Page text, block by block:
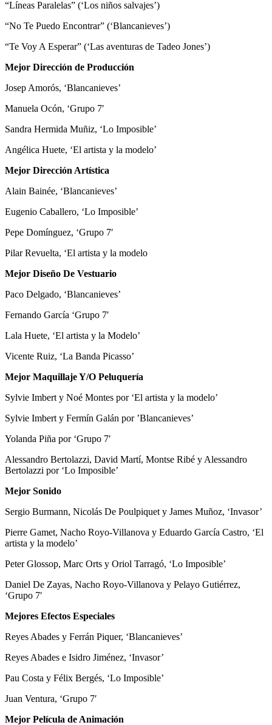
“Líneas Paralelas” (‘Los niños salvajes’)
“No Te Puedo Encontrar” (‘Blancanieves’)
“Te Voy A Esperar” (‘Las aventuras de Tadeo Jones’)
Mejor Dirección de Producción
Josep Amorós, ‘Blancanieves’
Manuela Ocón, ‘Grupo 7′
Sandra Hermida Muñiz, ‘Lo Imposible’
Angélica Huete, ‘El artista y la modelo’
Mejor Dirección Artística
Alain Bainée, ‘Blancanieves’
Eugenio Caballero, ‘Lo Imposible’
Pepe Domínguez, ‘Grupo 7′
Pilar Revuelta, ‘El artista y la modelo
Mejor Diseño De Vestuario
Paco Delgado, ‘Blancanieves’
Fernando García ‘Grupo 7′
Lala Huete, ‘El artista y la Modelo’
Vicente Ruiz, ‘La Banda Picasso’
Mejor Maquillaje Y/O Peluquería
Sylvie Imbert y Noé Montes por ‘El artista y la modelo’
Sylvie Imbert y Fermín Galán por ’Blancanieves’
Yolanda Piña por ‘Grupo 7′
Alessandro Bertolazzi, David Martí, Montse Ribé y Alessandro
Bertolazzi por ‘Lo Imposible’
Mejor Sonido
Sergio Burmann, Nicolás De Poulpiquet y James Muñoz, ‘Invasor’
Pierre Gamet, Nacho Royo-Villanova y Eduardo García Castro, ‘El
artista y la modelo’
Peter Glossop, Marc Orts y Oriol Tarragó, ‘Lo Imposible’
Daniel De Zayas, Nacho Royo-Villanova y Pelayo Gutiérrez,
‘Grupo 7′
Mejores Efectos Especiales
Reyes Abades y Ferrán Piquer, ‘Blancanieves’
Reyes Abades e Isidro Jiménez, ‘Invasor’
Pau Costa y Félix Bergés, ‘Lo Imposible’
Juan Ventura, ‘Grupo 7′
Mejor Película de Animación